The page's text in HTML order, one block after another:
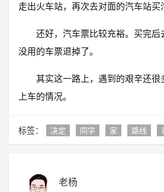
走出火车站，再次去对面的汽车站买
还好，汽车票比较充裕。买完
没用的车票退掉了。
其实这一路上，遇到的艰辛还
上车的情况。
标签： 决定 同学 家 路线
老杨